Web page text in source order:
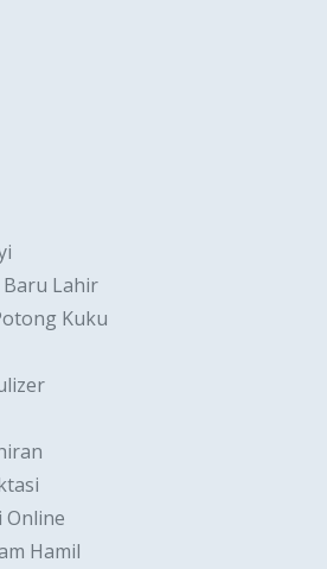
Lahir
Kuku
Online
Hamil